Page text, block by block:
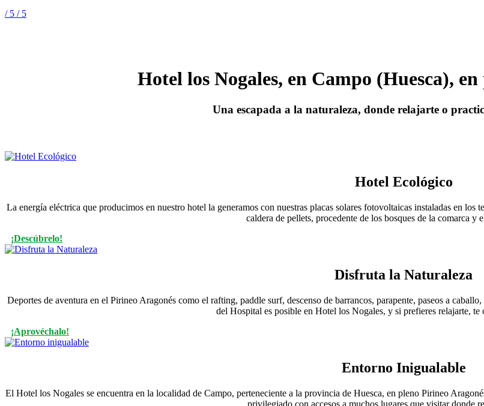
/ 5 / 5
Hotel los Nogales, en Campo (Huesca),
Una escapada a la naturaleza, donde relajarte o
Hotel Ecológico
La energía eléctrica que producimos en nuestro hotel la generamos con nuestras placas solares fotovoltaicas instaladas en
caldera de pellets, procedente de los bosques de la comarca y
¡Descúbrelo!
Disfruta la Naturaleza
Deportes de aventura en el Pirineo Aragonés como el rafting, paddle surf, descenso de barrancos, parapente, paseos a
del Hospital es posible en Hotel los Nogales, y si prefieres relajarte, te
¡Aprovéchalo!
Entorno Inigualable
El Hotel los Nogales se encuentra en la localidad de Campo, perteneciente a la provincia de Huesca, en pleno Pirineo
privilegiado con accesos a muchos lugares que visitar donde